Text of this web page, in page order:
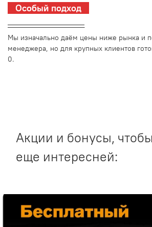
Особый подход
_________________________
Мы изначально даём цены ниже рынка и
менеджера, но для крупных клиентов
0.
Акции и бонусы,
еще интересней: